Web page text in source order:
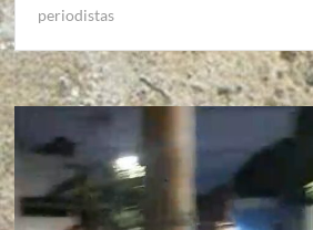
periodistas